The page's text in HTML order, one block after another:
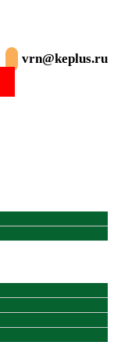
vrn@keplus.ru